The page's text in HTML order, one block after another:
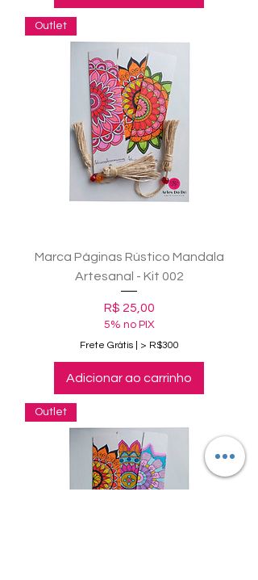
Outlet
Marca Páginas Rústico Mandala
Artesanal - Kit 002
Preço
R$ 25,00
5% no PIX
Frete Grátis | > R$300
Adicionar ao carrinho
Outlet